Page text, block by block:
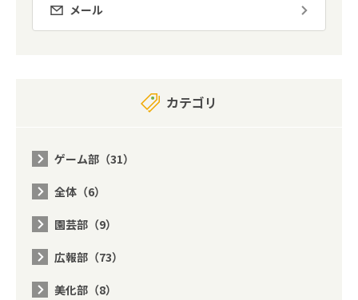
メール
カテゴリ
ゲーム部（31）
全体（6）
園芸部（9）
広報部（73）
美化部（8）